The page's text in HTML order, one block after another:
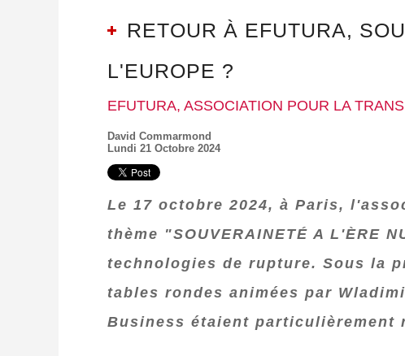
RETOUR À EFUTURA,
L'EUROPE ?
EFUTURA, ASSOCIATION POUR LA
David Commarmond
Lundi 21 Octobre 2024
Le 17 octobre 2024, à Paris,
thème "SOUVERAINETÉ A L'ÈRE
technologies de rupture. Sous la
tables rondes animées par
Business étaient particulièrement